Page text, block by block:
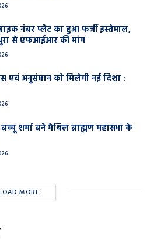
नंबर प्लेट का हुआ फर्जी इस्तेमाल,
से एफआईआर की मांग
एवं अनुसंधान को मिलेगी नई दिशा :
शर्मा बने मैथिल ब्राह्मण महासभा के
MORE